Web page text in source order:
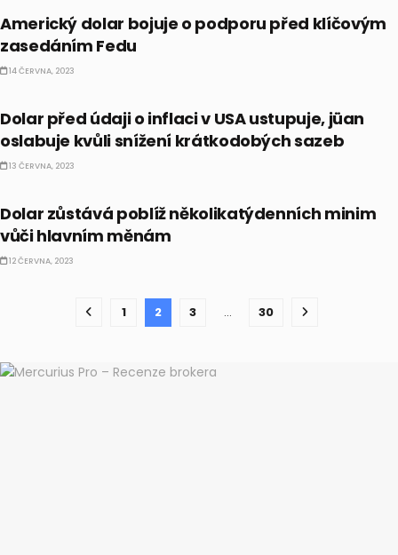
Americký dolar bojuje o podporu před klíčovým
zasedáním Fedu
14 ČERVNA, 2023
Dolar před údaji o inflaci v USA ustupuje, jüan
oslabuje kvůli snížení krátkodobých sazeb
13 ČERVNA, 2023
Dolar zůstává poblíž několikatýdenních minim
vůči hlavním měnám
12 ČERVNA, 2023
1 2 3 … 30